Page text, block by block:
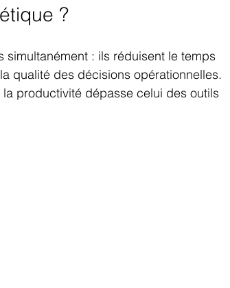
?
simultanément : ils réduisent le temps
qualité des décisions opérationnelles.
productivité dépasse celui des outils